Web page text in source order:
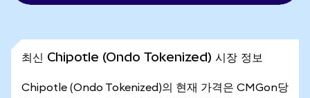
최신 Chipotle (Ondo Tokenized) 시장 정보
Chipotle (Ondo Tokenized)의 현재 가격은 CMGon당